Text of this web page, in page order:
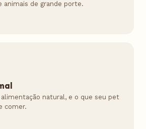
animais de grande porte.
alimentação natural, e o que seu pet
comer.